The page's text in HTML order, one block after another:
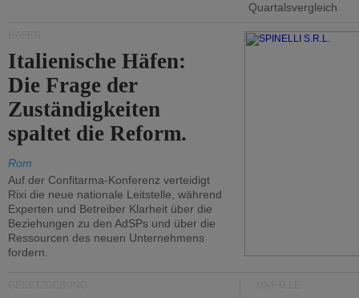
Quartalsvergleich
Italienische Häfen:
Die Frage der
Zuständigkeiten
spaltet die Reform.
Rom
Auf der Confitarma-Konferenz verteidigt
Rixi die neue nationale Leitstelle, während
Experten und Betreiber Klarheit über die
Beziehungen zu den AdSPs und über die
Ressourcen des neuen Unternehmens
fordern.